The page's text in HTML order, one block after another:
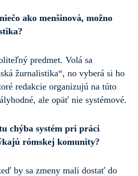
ako menšinová, možno
predmet. Volá sa
žurnalistika“, no vyberá si ho
redakcie organizujú na túto
ale opäť nie systémové.
chýba systém pri práci
rómskej komunity?
by sa zmeny mali dostať do